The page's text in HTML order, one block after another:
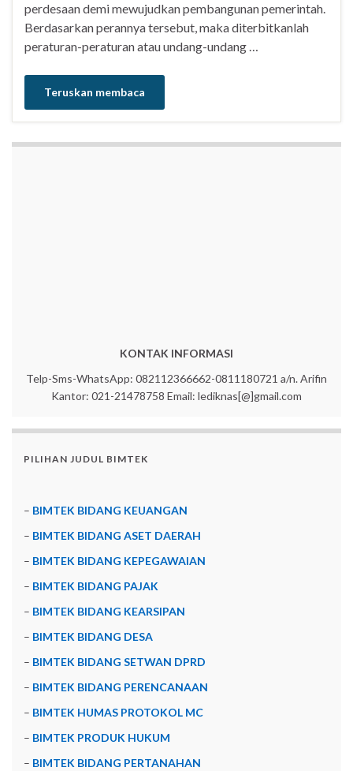
perdesaan demi mewujudkan pembangunan pemerintah.
Berdasarkan perannya tersebut, maka diterbitkanlah
peraturan-peraturan atau undang-undang …
Teruskan membaca
KONTAK INFORMASI
Telp-Sms-WhatsApp: 082112366662-0811180721 a/n. Arifin
Kantor: 021-21478758 Email: lediknas[@]gmail.com
PILIHAN JUDUL BIMTEK
– BIMTEK BIDANG KEUANGAN
– BIMTEK BIDANG ASET DAERAH
– BIMTEK BIDANG KEPEGAWAIAN
– BIMTEK BIDANG PAJAK
– BIMTEK BIDANG KEARSIPAN
– BIMTEK BIDANG DESA
– BIMTEK BIDANG SETWAN DPRD
– BIMTEK BIDANG PERENCANAAN
– BIMTEK HUMAS PROTOKOL MC
– BIMTEK PRODUK HUKUM
– BIMTEK BIDANG PERTANAHAN